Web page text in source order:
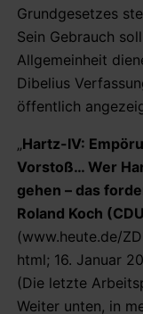
Grundgesetzes
Sein Gebrauch
Allgemeinheit
Dibelius
öffentlich
„Hartz-IV:
Vorstoß… Wer
gehen – das
Roland Koch
(www.heute.de/
html; 16. Januar
(Die letzte
Weiter unten, in